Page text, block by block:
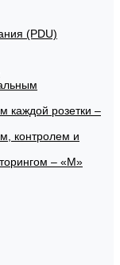
(PDU)
каждой розетки –
контролем и
– «М»